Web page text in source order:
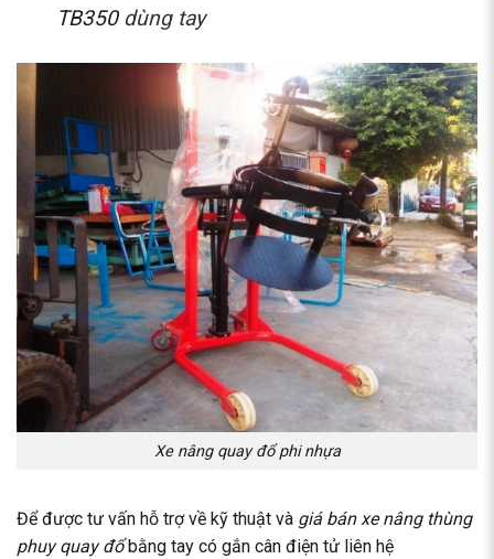
TB350dùng tay
Xe nâng quay đổ phi nhựa
Để được tư vấn hỗ trợ về kỹ thuật và giá bán xe nâng thùng
phuyquay đổbằng tay có gắn cân điện tử liên hệ